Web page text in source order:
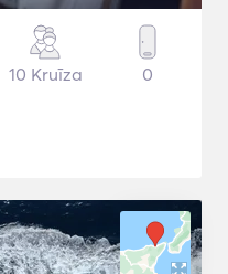
10 Kruīza 0